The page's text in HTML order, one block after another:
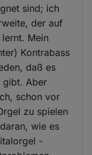
sind; ich
der auf
Mein
Kontrabass
daß es
gibt. Aber
schon vor
zu spielen
wie es
-